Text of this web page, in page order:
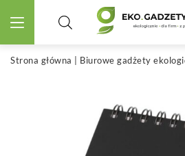
Strona główna Biurowe gadżety